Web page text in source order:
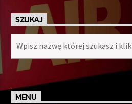
SZUKAJ
MENU